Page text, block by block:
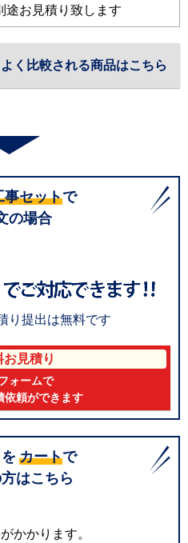
途お見積り致します
く比較される商品はこちら
事セットで
の場合
り提出は無料です
お見積り
ォームで
依頼ができます
を カートで
はこちら
かかります。